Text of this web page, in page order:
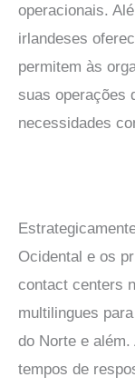
operacionais.
irlandeses
permitem às
suas operações
necessidades
Ocidental e os
contact centers
multilingues
do Norte e
tempos de